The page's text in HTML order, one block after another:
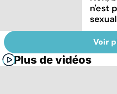
n'est
Voir
Plus de vidéos